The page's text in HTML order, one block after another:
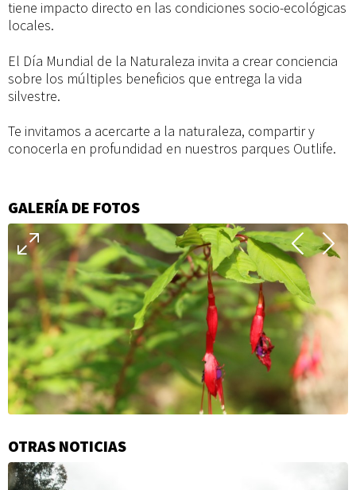
tiene impacto directo en las condiciones socio-ecológicas
locales.
El Día Mundial de la Naturaleza invita a crear conciencia
sobre los múltiples beneficios que entrega la vida
silvestre.
Te invitamos a acercarte a la naturaleza, compartir y
conocerla en profundidad en nuestros parques Outlife.
GALERÍA DE FOTOS
Información
adicional
OTRAS NOTICIAS